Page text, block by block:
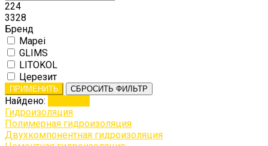
224
3328
Бренд
Mapei
GLIMS
LITOKOL
Церезит
ПРИМЕНИТЬ СБРОСИТЬ ФИЛЬТР
Найдено:
Гидроизоляция
Полимерная гидроизоляция
Двухкомпонентная гидроизоляция